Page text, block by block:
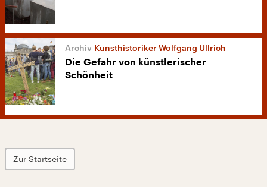
Kunsthistoriker Wolfgang Ullrich
Die Gefahr von künstlerischer
Schönheit
Zur Startseite